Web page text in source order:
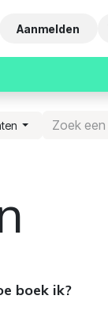
Aanmelden
boek ik?